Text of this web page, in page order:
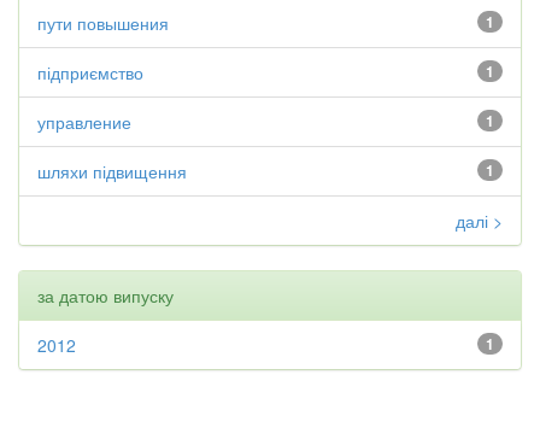
1
пути повышения
1
підприємство
1
управление
1
шляхи підвищення
далі >
за датою випуску
1
2012